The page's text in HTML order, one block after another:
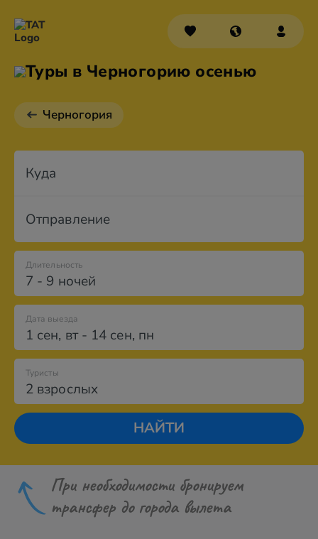
Туры в Черногорию осенью
Черногория
Куда
Отправление
7 - 9 ночей
Длительность
Дата выезда
1 сен, вт- 14 сен, пн
2 взрослых
Туристы
НАЙТИ
При необходимости бронируем
трансфер до города вылета